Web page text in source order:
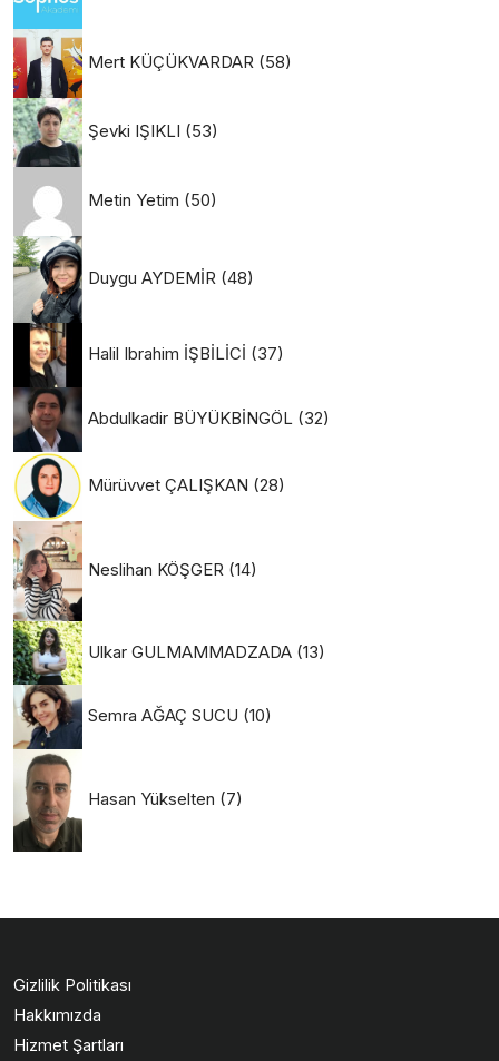
Mert KÜÇÜKVARDAR (58)
Şevki IŞIKLI (53)
Metin Yetim (50)
Duygu AYDEMİR (48)
Halil Ibrahim İŞBİLİCİ (37)
Abdulkadir BÜYÜKBİNGÖL (32)
Mürüvvet ÇALIŞKAN (28)
Neslihan KÖŞGER (14)
Ulkar GULMAMMADZADA (13)
Semra AĞAÇ SUCU (10)
Hasan Yükselten (7)
Gizlilik Politikası
Hakkımızda
Hizmet Şartları